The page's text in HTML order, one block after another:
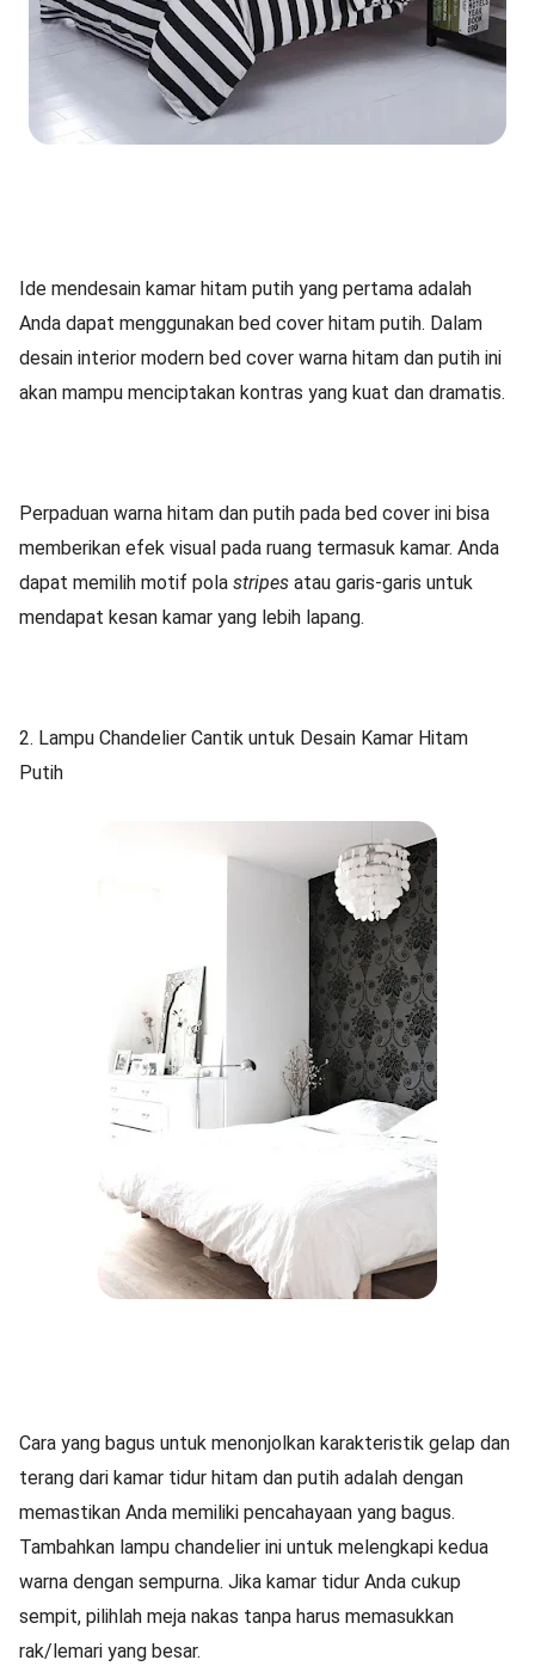
Ide mendesain kamar hitam putih yang pertama adalah
Anda dapat menggunakan bed cover hitam putih. Dalam
desain interior modern bed cover warna hitam dan putih ini
akan mampu menciptakan kontras yang kuat dan dramatis.
Perpaduan warna hitam dan putih pada bed cover ini bisa
memberikan efek visual pada ruang termasuk kamar. Anda
dapat memilih motif pola stripes atau garis-garis untuk
mendapat kesan kamar yang lebih lapang.
2. Lampu Chandelier Cantik untuk Desain Kamar Hitam
Putih
Cara yang bagus untuk menonjolkan karakteristik gelap dan
terang dari kamar tidur hitam dan putih adalah dengan
memastikan Anda memiliki pencahayaan yang bagus.
Tambahkan lampu chandelier ini untuk melengkapi kedua
warna dengan sempurna. Jika kamar tidur Anda cukup
sempit, pilihlah meja nakas tanpa harus memasukkan
rak/lemari yang besar.